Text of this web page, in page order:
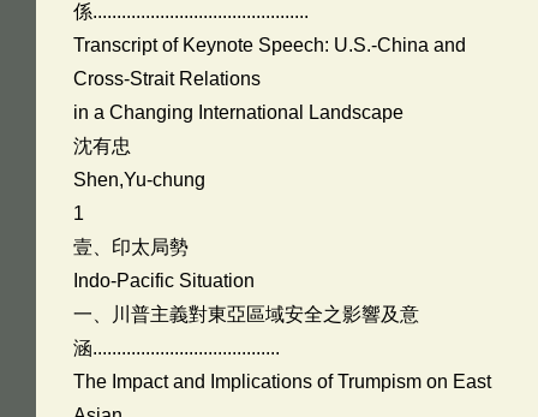
係.............................................
Transcript of Keynote Speech: U.S.-China and
Cross-Strait Relations
in a Changing International Landscape
沈有忠
Shen,Yu-chung
1
壹、印太局勢
Indo-Pacific Situation
一、川普主義對東亞區域安全之影響及意
涵.......................................
The Impact and Implications of Trumpism on East